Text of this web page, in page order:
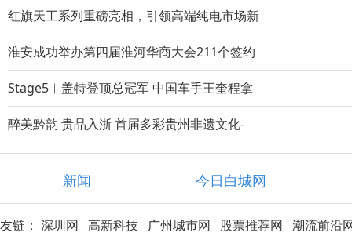
红旗天工系列重磅亮相，引领高端纯电市场新
淮安成功举办第四届淮河华商大会211个签约
Stage5︱盖特登顶总冠军 中国车手王奎程拿
醉美黔韵 贵品入浙 首届多彩贵州非遗文化-
新闻 今日白城网
友链： 深圳网 高新科技 广州城市网 股票推荐网 潮流前沿